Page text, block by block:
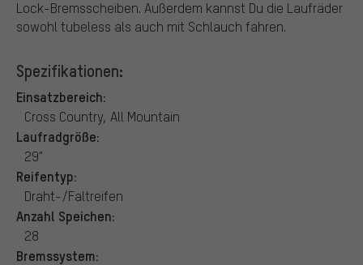
Lock-Bremsscheiben. Außerdem kannst Du die Laufräder
sowohl tubeless als auch mit Schlauch fahren.
Spezifikationen:
Einsatzbereich:
Cross Country, All Mountain
Laufradgröße:
29"
Reifentyp:
Draht-/Faltreifen
Anzahl Speichen:
28
Bremssystem: